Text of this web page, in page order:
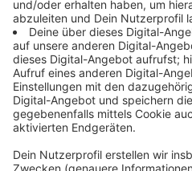
giftig. Die Stoffe waren in
worden, die Anfang der
Der Chempark-Betreiber
auf RL-Nachfrage sehr
Erkenntnissen soll die Probe
Rhein entnommen worden
Auslässen in Wiesdorf liegt.
Das Landesumweltamt hat